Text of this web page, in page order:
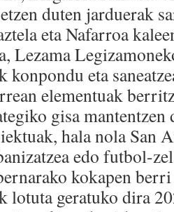
duten jarduerak
eta Nafarroa
Lezama
konpondu eta
elementuak
gisa
hala nola San
edo futbol-
kokapen
lotuta geratuko dira